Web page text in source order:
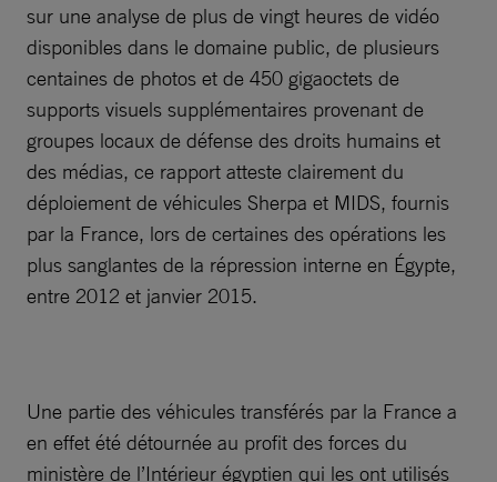
sur une analyse de plus de vingt heures de vidéo
disponibles dans le domaine public, de plusieurs
centaines de photos et de 450 gigaoctets de
supports visuels supplémentaires provenant de
groupes locaux de défense des droits humains et
des médias, ce rapport atteste clairement du
déploiement de véhicules Sherpa et MIDS, fournis
par la France, lors de certaines des opérations les
plus sanglantes de la répression interne en Égypte,
entre 2012 et janvier 2015.
Une partie des véhicules transférés par la France a
en effet été détournée au profit des forces du
ministère de l’Intérieur égyptien qui les ont utilisés